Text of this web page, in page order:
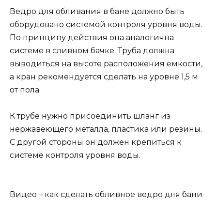
Ведро для обливания в бане должно быть
оборудовано системой контроля уровня воды.
По принципу действия она аналогична
системе в сливном бачке. Труба должна
выводиться на высоте расположения емкости,
а кран рекомендуется сделать на уровне 1,5 м
от пола.
К трубе нужно присоединить шланг из
нержавеющего металла, пластика или резины.
С другой стороны он должен крепиться к
системе контроля уровня воды.
Видео – как сделать обливное ведро для бани